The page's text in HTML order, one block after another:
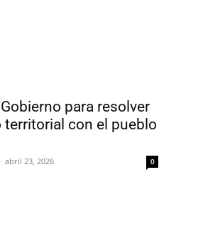
para resolver
con el pueblo
- abril 23, 2026 0